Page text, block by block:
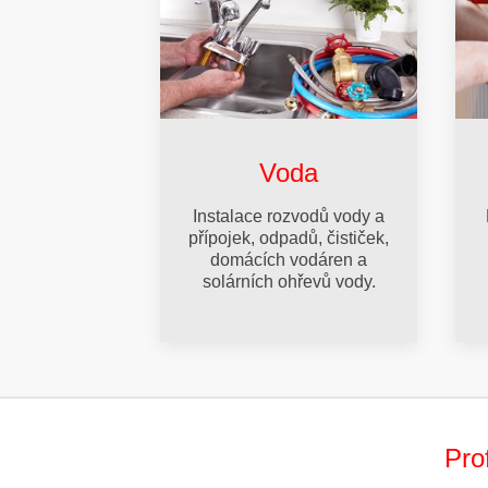
Voda
Instalace rozvodů vody a
přípojek, odpadů, čističek,
domácích vodáren a
solárních ohřevů vody.